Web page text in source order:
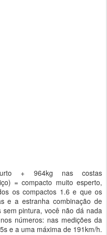
+ 964kg nas costas
= compacto muito esperto,
os compactos 1.6 e que os
e a estranha combinação de
pintura, você não dá nada
números: nas medições da
e a uma máxima de 191km/h.